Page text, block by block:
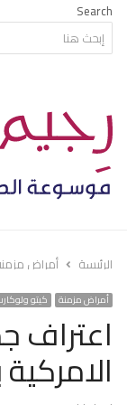
Search
الرئيسة أمراض
أمراض مزمنة كيتو
اعتراف